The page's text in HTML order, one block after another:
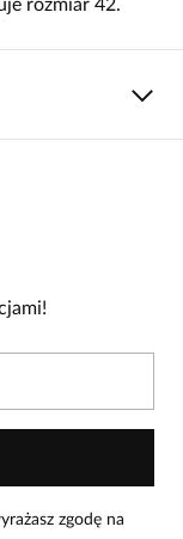
rozmiar 42.
o tym
tylko
zgodę na